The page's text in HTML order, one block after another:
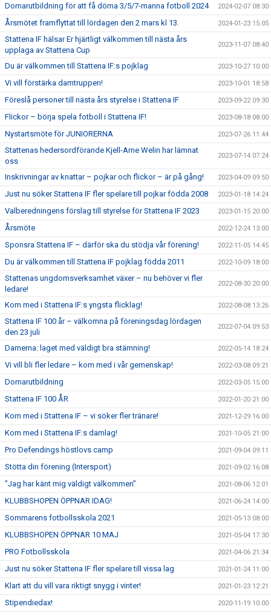
Domarutbildning för att få döma 3/5/7-manna fotboll 2024 2024-02-07 08:30
Årsmötet framflyttat till lördagen den 2 mars kl 13. 2024-01-23 15:05
Stattena IF hälsar Er hjärtligt välkommen till nästa års
upplaga av Stattena Cup
2023-11-07 08:40
Du är välkommen till Stattena IF:s pojklag 2023-10-27 10:00
Vi vill förstärka damtruppen! 2023-10-01 18:58
Föreslå personer till nästa års styrelse i Stattena IF 2023-09-22 09:30
Flickor – börja spela fotboll i Stattena IF! 2023-08-18 08:00
Nystartsmöte för JUNIORERNA 2023-07-26 11:44
Stattenas hedersordförande Kjell-Arne Welin har lämnat
oss
2023-07-14 07:24
Inskrivningar av knattar – pojkar och flickor – är på gång! 2023-04-09 09:50
Just nu söker Stattena IF fler spelare till pojkar födda 2008 2023-01-18 14:24
Valberedningens förslag till styrelse för Stattena IF 2023 2023-01-15 20:00
Årsmöte 2022-12-24 13:00
Sponsra Stattena IF – därför ska du stödja vår förening! 2022-11-05 14:45
Du är välkommen till Stattena IF pojklag födda 2011 2022-10-09 18:00
Stattenas ungdomsverksamhet växer – nu behöver vi fler
ledare!
2022-08-30 20:00
Kom med i Stattena IF:s yngsta flicklag! 2022-08-08 13:26
Stattena IF 100 år – välkomna på föreningsdag lördagen
den 23 juli
2022-07-04 09:53
Damerna: laget med väldigt bra stämning! 2022-05-14 18:24
Vi vill bli fler ledare – kom med i vår gemenskap! 2022-03-08 09:21
Domarutbildning 2022-03-05 15:00
Stattena IF 100 ÅR 2022-01-20 21:00
Kom med i Stattena IF – vi söker fler tränare! 2021-12-29 16:00
Kom med i Stattena IF:s damlag! 2021-10-05 21:00
Pro Defendings höstlovs camp 2021-09-04 09:11
Stötta din förening (Intersport) 2021-09-02 16:08
”Jag har känt mig väldigt välkommen” 2021-08-06 12:01
KLUBBSHOPEN ÖPPNAR IDAG! 2021-06-24 14:00
Sommarens fotbollsskola 2021 2021-05-13 08:00
KLUBBSHOPEN ÖPPNAR 10 MAJ 2021-05-04 17:30
PRO Fotbollsskola 2021-04-06 21:34
Just nu söker Stattena IF fler spelare till vissa lag 2021-01-24 11:00
Klart att du vill vara riktigt snygg i vinter! 2021-01-23 12:21
Stipendiedax! 2020-11-19 10:00